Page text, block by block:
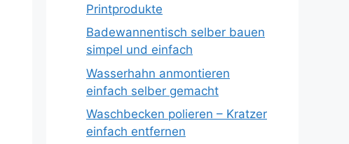
Printprodukte
Badewannentisch selber bauen
simpel und einfach
Wasserhahn anmontieren
einfach selber gemacht
Waschbecken polieren – Kratzer
einfach entfernen